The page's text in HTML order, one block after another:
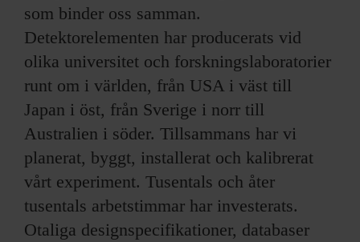
som binder oss samman.
Detektorelementen har producerats vid
olika universitet och forskningslaboratorier
runt om i världen, från USA i väst till
Japan i öst, från Sverige i norr till
Australien i söder. Tillsammans har vi
planerat, byggt, installerat och kalibrerat
vårt experiment. Tusentals och åter
tusentals arbetstimmar har investerats.
Otaliga designspecifikationer, databaser